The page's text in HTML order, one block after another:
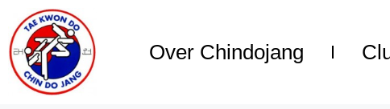
Over Chindojang